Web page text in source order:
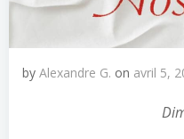
by Alexandre G. on avril 5,